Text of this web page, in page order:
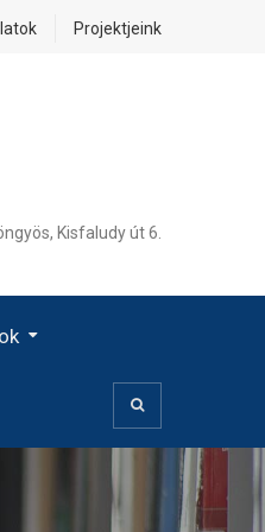
Projektjeink
Kisfaludy út 6.